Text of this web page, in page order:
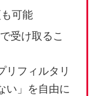
可能
受け取るこ
リフィルタリ
い」を自由に